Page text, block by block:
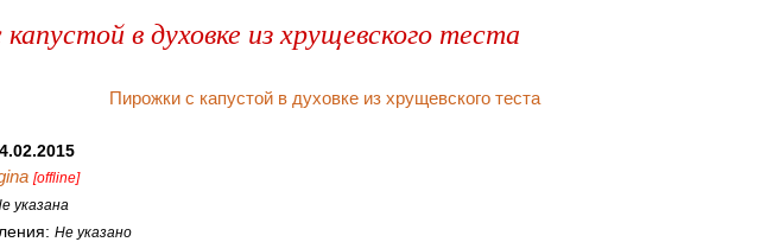
в духовке из хрущевского теста
[offline]
указана
Не указано